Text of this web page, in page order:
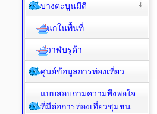
บางตะบูนมีดี
นกในพื้นที่
วาฬบรูด้า
ศูนย์ข้อมูลการท่องเที่ยว
แบบสอบถามความพึงพอใจ
ที่มีต่อการท่องเที่ยวชุมชน